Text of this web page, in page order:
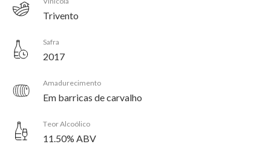
Trivento
Safra
2017
Amadurecimento
Em barricas de carvalho
Teor Alcoólico
11.50% ABV